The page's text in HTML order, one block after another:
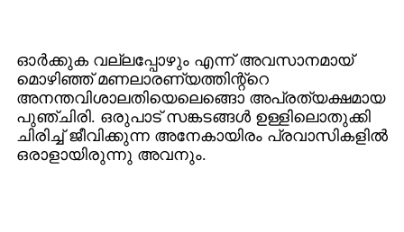
ഓര്‍ക്കുക വല്ലപ്പോഴും എന്ന് അവസാനമായ്
മൊഴിഞ്ഞ് മണലാരണ്യത്തിന്റ്റെ
അനന്തവിശാലതിയെലെങ്ങൊ അപ്രത്യക്ഷമായ
പുഞ്ചിരി. ഒരുപാട് സങ്കടങ്ങള്‍ ഉള്ളിലൊതുക്കി
ചിരിച്ച് ജീവിക്കുന്ന അനേകായിരം പ്രവാസികളില്‍
ഒരാളായിരുന്നു അവനും.